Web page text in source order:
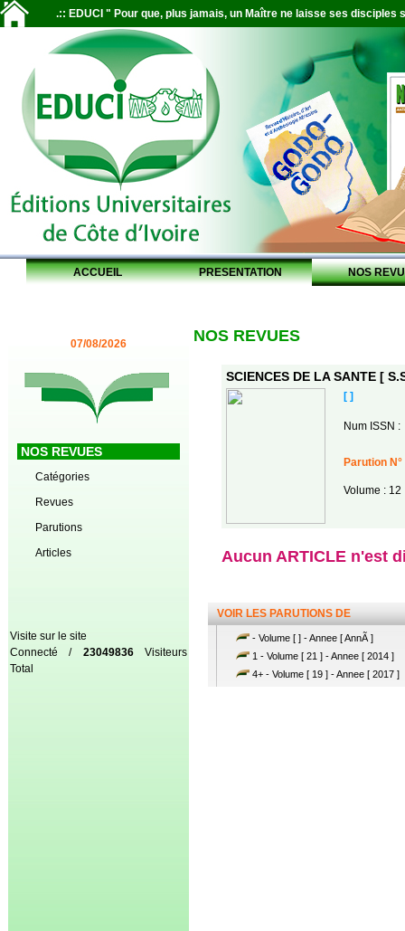
.:: EDUCI " Pour que, plus jamais, un Maître ne laisse ses disciples
ACCUEIL PRESENTATION NOS
07/08/2026
NOS REVUES
Catégories
Revues
Parutions
Articles
Visite sur le site
Connecté / 23049836Visiteurs
Total
NOS REVUES
SCIENCES DE LA SANTE [
[ ]
Num ISSN :
Parution N°
Volume : 12
Aucun ARTICLE n'est
VOIR LES PARUTIONS DE
- Volume [ ] - Annee [ AnnÃ ]
1 - Volume [ 21 ] - Annee [ 2014 ]
4+ - Volume [ 19 ] - Annee [ 2017 ]